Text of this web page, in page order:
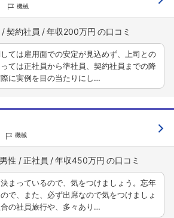
機械
契約社員 年収200万円
ては雇用面での安定が見込めず、上司との
ては正社員から準社員、契約社員までの降
に実例を目の当たりにし…
機械
性 正社員 年収450万円
まっているので、気をつけましょう。忘年
で、また、必ず出席なので気をつけましょ
の社員旅行や、多々あり…